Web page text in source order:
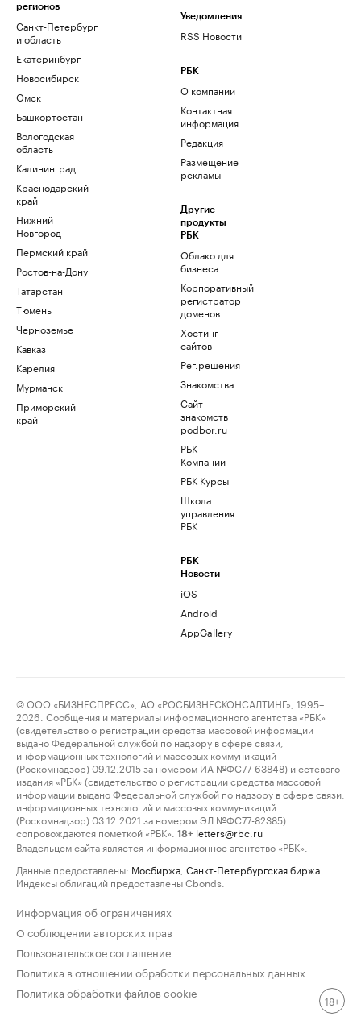
регионов
Санкт-Петербург
и область
Екатеринбург
Новосибирск
Омск
Башкортостан
Вологодская
область
Калининград
Краснодарский
край
Нижний
Новгород
Пермский край
Ростов-на-Дону
Татарстан
Тюмень
Черноземье
Кавказ
Карелия
Мурманск
Приморский
край
Уведомления
RSS Новости
РБК
О компании
Контактная
информация
Редакция
Размещение
рекламы
Другие
продукты
РБК
Облако для
бизнеса
Корпоративный
регистратор
доменов
Хостинг
сайтов
Рег.решения
Знакомства
Сайт
знакомств
podbor.ru
РБК
Компании
РБК Курсы
Школа
управления
РБК
РБК
Новости
iOS
Android
AppGallery
© ООО «БИЗНЕСПРЕСС», АО «РОСБИЗНЕСКОНСАЛТИНГ», 1995–
2026. Сообщения и материалы информационного агентства «РБК»
(свидетельство о регистрации средства массовой информации
выдано Федеральной службой по надзору в сфере связи,
информационных технологий и массовых коммуникаций
(Роскомнадзор) 09.12.2015 за номером ИА №ФС77-63848) и сетевого
издания «РБК» (свидетельство о регистрации средства массовой
информации выдано Федеральной службой по надзору в сфере связи,
информационных технологий и массовых коммуникаций
(Роскомнадзор) 03.12.2021 за номером ЭЛ №ФС77-82385)
сопровождаются пометкой «РБК».
18+ letters@rbc.ru
Владельцем сайта является информационное агентство «РБК».
Данные предоставлены: Мосбиржа Санкт-Петербургская биржа
Индексы облигаций предоставлены Cbonds.
Информация об ограничениях
О соблюдении авторских прав
Пользовательское соглашение
Политика в отношении обработки персональных данных
Политика обработки файлов cookie
18+